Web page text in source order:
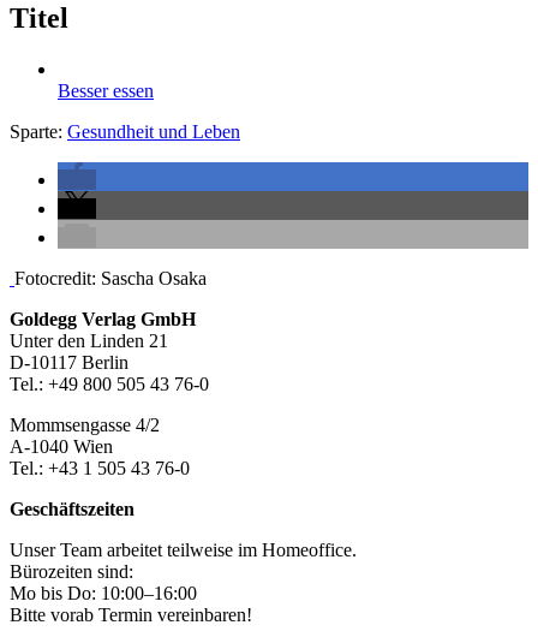
Titel
Besser essen
Sparte: Gesundheit und Leben
Seitenleiste
Fotocredit: Sascha Osaka
Footer-
Section
Goldegg Verlag GmbH
Unter den Linden 21
D-10117 Berlin
Tel.: +49 800 505 43 76-0
Mommsengasse 4/2
A-1040 Wien
Tel.: +43 1 505 43 76-0
Geschäftszeiten
Unser Team arbeitet teilweise im Homeoffice.
Bürozeiten sind:
Mo bis Do: 10:00–16:00
Bitte vorab Termin vereinbaren!